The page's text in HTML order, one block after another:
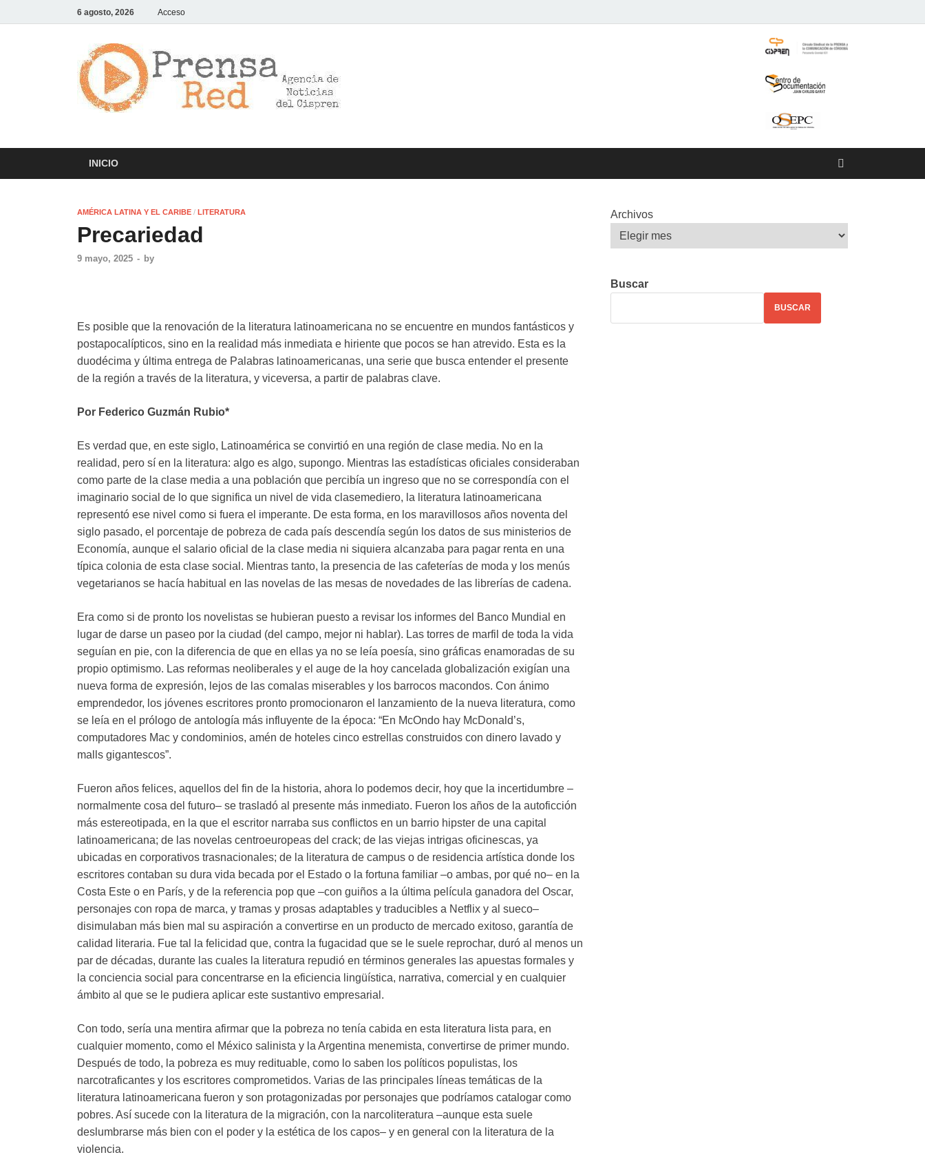
6 agosto, 2026 Acceso
INICIO
AMÉRICA LATINA Y EL CARIBE / LITERATURA
Precariedad
9 mayo, 2025 - by
Es posible que la renovación de la literatura latinoamericana no se encuentre en mundos fantásticos y
postapocalípticos, sino en la realidad más inmediata e hiriente que pocos se han atrevido. Esta es la
duodécima y última entrega de Palabras latinoamericanas, una serie que busca entender el presente
de la región a través de la literatura, y viceversa, a partir de palabras clave.
Por Federico Guzmán Rubio*
Es verdad que, en este siglo, Latinoamérica se convirtió en una región de clase media. No en la
realidad, pero sí en la literatura: algo es algo, supongo. Mientras las estadísticas oficiales consideraban
como parte de la clase media a una población que percibía un ingreso que no se correspondía con el
imaginario social de lo que significa un nivel de vida clasemediero, la literatura latinoamericana
representó ese nivel como si fuera el imperante. De esta forma, en los maravillosos años noventa del
siglo pasado, el porcentaje de pobreza de cada país descendía según los datos de sus ministerios de
Economía, aunque el salario oficial de la clase media ni siquiera alcanzaba para pagar renta en una
típica colonia de esta clase social. Mientras tanto, la presencia de las cafeterías de moda y los menús
vegetarianos se hacía habitual en las novelas de las mesas de novedades de las librerías de cadena.
Era como si de pronto los novelistas se hubieran puesto a revisar los informes del Banco Mundial en
lugar de darse un paseo por la ciudad (del campo, mejor ni hablar). Las torres de marfil de toda la vida
seguían en pie, con la diferencia de que en ellas ya no se leía poesía, sino gráficas enamoradas de su
propio optimismo. Las reformas neoliberales y el auge de la hoy cancelada globalización exigían una
nueva forma de expresión, lejos de las comalas miserables y los barrocos macondos. Con ánimo
emprendedor, los jóvenes escritores pronto promocionaron el lanzamiento de la nueva literatura, como
se leía en el prólogo de antología más influyente de la época: “En McOndo hay McDonald’s,
computadores Mac y condominios, amén de hoteles cinco estrellas construidos con dinero lavado y
malls gigantescos”.
Fueron años felices, aquellos del fin de la historia, ahora lo podemos decir, hoy que la incertidumbre –
normalmente cosa del futuro– se trasladó al presente más inmediato. Fueron los años de la autoficción
más estereotipada, en la que el escritor narraba sus conflictos en un barrio hipster de una capital
latinoamericana; de las novelas centroeuropeas del crack; de las viejas intrigas oficinescas, ya
ubicadas en corporativos trasnacionales; de la literatura de campus o de residencia artística donde los
escritores contaban su dura vida becada por el Estado o la fortuna familiar –o ambas, por qué no– en la
Costa Este o en París, y de la referencia pop que –con guiños a la última película ganadora del Oscar,
personajes con ropa de marca, y tramas y prosas adaptables y traducibles a Netflix y al sueco–
disimulaban más bien mal su aspiración a convertirse en un producto de mercado exitoso, garantía de
calidad literaria. Fue tal la felicidad que, contra la fugacidad que se le suele reprochar, duró al menos un
par de décadas, durante las cuales la literatura repudió en términos generales las apuestas formales y
la conciencia social para concentrarse en la eficiencia lingüística, narrativa, comercial y en cualquier
ámbito al que se le pudiera aplicar este sustantivo empresarial.
Con todo, sería una mentira afirmar que la pobreza no tenía cabida en esta literatura lista para, en
cualquier momento, como el México salinista y la Argentina menemista, convertirse de primer mundo.
Después de todo, la pobreza es muy redituable, como lo saben los políticos populistas, los
narcotraficantes y los escritores comprometidos. Varias de las principales líneas temáticas de la
literatura latinoamericana fueron y son protagonizadas por personajes que podríamos catalogar como
pobres. Así sucede con la literatura de la migración, con la narcoliteratura –aunque esta suele
deslumbrarse más bien con el poder y la estética de los capos– y en general con la literatura de la
violencia.
Archivos
Buscar
BUSCAR